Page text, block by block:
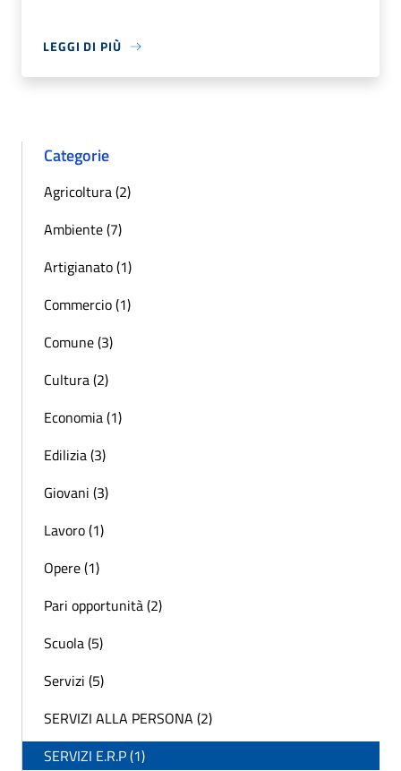
LEGGI DI PIÙ
Categorie
Agricoltura (2)
Ambiente (7)
Artigianato (1)
Commercio (1)
Comune (3)
Cultura (2)
Economia (1)
Edilizia (3)
Giovani (3)
Lavoro (1)
Opere (1)
Pari opportunità (2)
Scuola (5)
Servizi (5)
SERVIZI ALLA PERSONA (2)
SERVIZI E.R.P (1)